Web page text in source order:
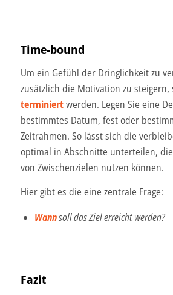
Time-bound
Um ein Gefühl der Dringlichkeit zu
zusätzlich die Motivation zu steigern,
terminiertwerden. Legen Sie eine
bestimmtes Datum, fest oder
Zeitrahmen. So lässt sich die
optimal in Abschnitte unterteilen,
von Zwischenzielen nutzen können.
Hier gibt es die eine zentrale Frage:
Wannsoll das Ziel erreicht werden?
Fazit